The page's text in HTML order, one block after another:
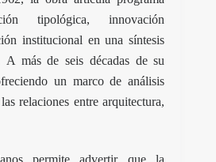
tipológica, innovación
institucional en una síntesis
A más de seis décadas de su
un marco de análisis
relaciones entre arquitectura,
permite advertir que la